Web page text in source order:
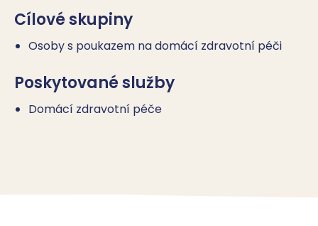
Cílové skupiny
Osoby s poukazem na domácí zdravotní péči
Poskytované služby
Domácí zdravotní péče